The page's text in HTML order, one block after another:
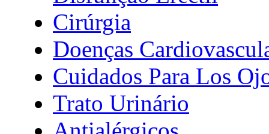
Cirúrgia
Doenças
Cuidados Para Los
Trato Urinário